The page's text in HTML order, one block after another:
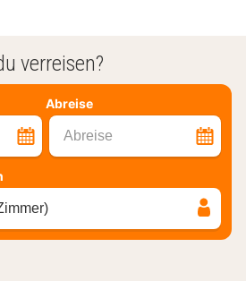
verreisen?
Abreise
Abreise